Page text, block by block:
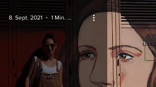
8. Sept. 2021 1 Min. Lesezeit